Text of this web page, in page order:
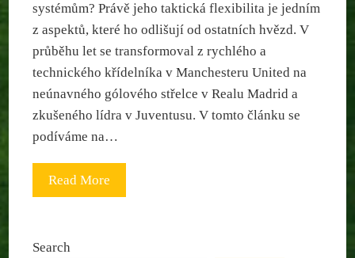
systémům? Právě jeho taktická flexibilita je jedním
z aspektů, které ho odlišují od ostatních hvězd. V
průběhu let se transformoval z rychlého a
technického křídelníka v Manchesteru United na
neúnavného gólového střelce v Realu Madrid a
zkušeného lídra v Juventusu. V tomto článku se
podíváme na…
Read More
Search